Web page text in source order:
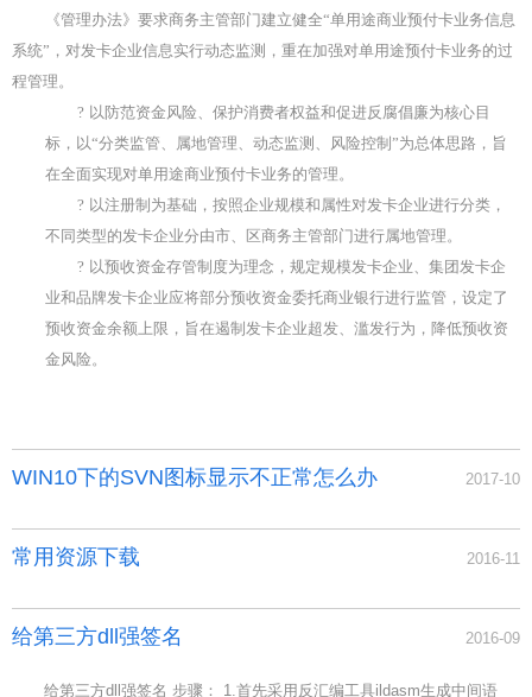
《管理办法》要求商务主管部门建立健全“单用途商业预付卡业务信息
系统”，对发卡企业信息实行动态监测，重在加强对单用途预付卡业务的过
程管理。
? 以防范资金风险、保护消费者权益和促进反腐倡廉为核心目
标，以“分类监管、属地管理、动态监测、风险控制”为总体思路，旨
在全面实现对单用途商业预付卡业务的管理。
? 以注册制为基础，按照企业规模和属性对发卡企业进行分类，
不同类型的发卡企业分由市、区商务主管部门进行属地管理。
? 以预收资金存管制度为理念，规定规模发卡企业、集团发卡企
业和品牌发卡企业应将部分预收资金委托商业银行进行监管，设定了
预收资金余额上限，旨在遏制发卡企业超发、滥发行为，降低预收资
金风险。
WIN10下的SVN图标显示不正常怎么办 2017-10
常用资源下载 2016-11
给第三方dll强签名 2016-09
给第三方dll强签名 步骤： 1.首先采用反汇编工具ildasm生成中间语